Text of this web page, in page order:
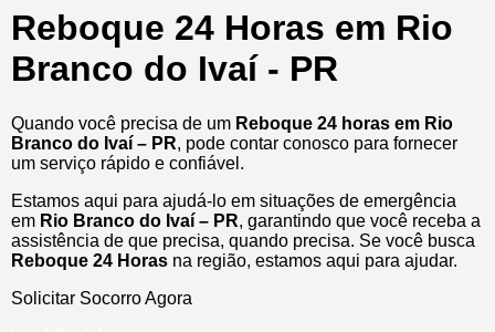
Reboque 24 Horas em Rio
Branco do Ivaí - PR
Quando você precisa de um Reboque 24 horas em Rio
Branco do Ivaí – PR, pode contar conosco para fornecer
um serviço rápido e confiável.
Estamos aqui para ajudá-lo em situações de emergência
em Rio Branco do Ivaí – PR, garantindo que você receba a
assistência de que precisa, quando precisa. Se você busca
Reboque 24 Horas na região, estamos aqui para ajudar.
Solicitar Socorro Agora